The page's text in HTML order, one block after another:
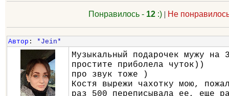
Понравилось - 12 :) | Не
Автор : *Jein*
Музыкальный подарочек мужу на
простите приболела чуток))
про звук тоже )
Костя вырежи чахотку мою,
раз 500 переписывала ее, еще